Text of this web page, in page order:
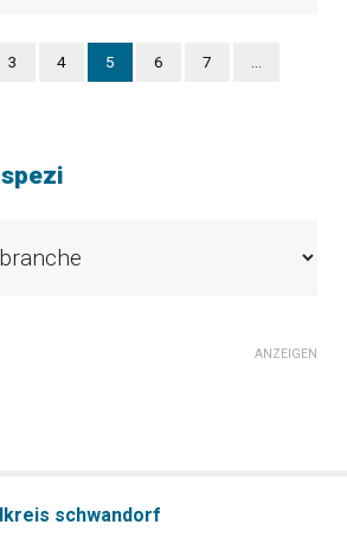
3 4 5 6 7
ANZEIGEN
schwandorf